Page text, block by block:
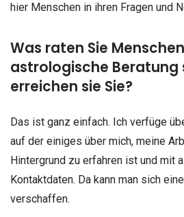
hier Menschen in ihren Fragen und
Was raten Sie
astrologische Beratung
erreichen sie Sie?
Das ist ganz einfach. Ich verfüge
auf der einiges über mich, meine
Hintergrund zu erfahren ist und mit
Kontaktdaten. Da kann man sich
verschaffen.